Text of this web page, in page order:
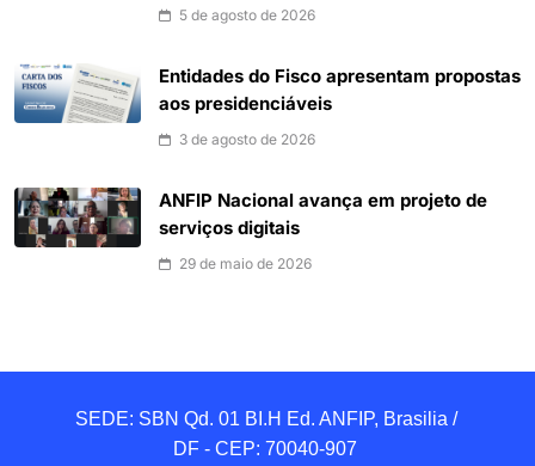
5 de agosto de 2026
Entidades do Fisco apresentam propostas
aos presidenciáveis
3 de agosto de 2026
ANFIP Nacional avança em projeto de
serviços digitais
29 de maio de 2026
SEDE: SBN Qd. 01 BI.H Ed. ANFIP, Brasilia /
DF - CEP: 70040-907